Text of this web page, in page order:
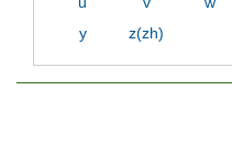
y
z(zh)